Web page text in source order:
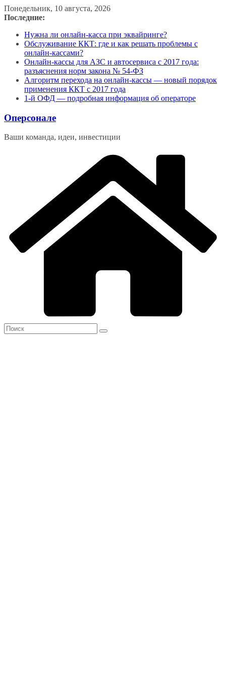
Перейти
к
Понедельник, 10 августа, 2026
Последние:
Нужна ли онлайн-касса при эквайринге?
Обслуживание ККТ: где и как решать проблемы с
онлайн-кассами?
Онлайн-кассы для АЗС и автосервиса с 2017 года:
разъяснения норм закона № 54-ФЗ
Алгоритм перехода на онлайн-кассы — новый порядок
применения ККТ с 2017 года
1-й ОФД — подробная информация об операторе
Оперсонале
Ваши команда, идеи, инвестиции